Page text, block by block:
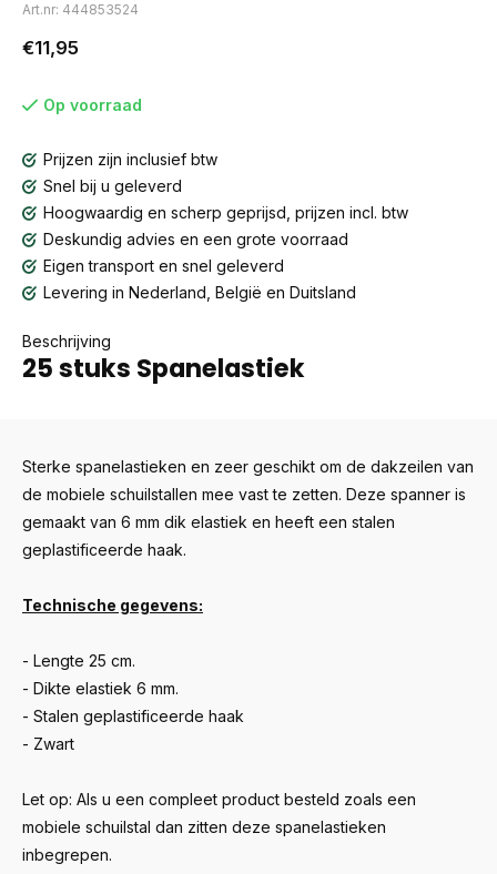
Art.nr: 444853524
€11,95
Op voorraad
Prijzen zijn inclusief btw
Snel bij u geleverd
Hoogwaardig en scherp geprijsd, prijzen incl. btw
Deskundig advies en een grote voorraad
Eigen transport en snel geleverd
Levering in Nederland, België en Duitsland
Beschrijving
25 stuks Spanelastiek
Sterke spanelastieken en zeer geschikt om de dakzeilen van
de mobiele schuilstallen mee vast te zetten. Deze spanner is
gemaakt van 6 mm dik elastiek en heeft een stalen
geplastificeerde haak.
Technische gegevens:
- Lengte 25 cm.
- Dikte elastiek 6 mm.
- Stalen geplastificeerde haak
- Zwart
Let op: Als u een compleet product besteld zoals een
mobiele schuilstal dan zitten deze spanelastieken
inbegrepen.